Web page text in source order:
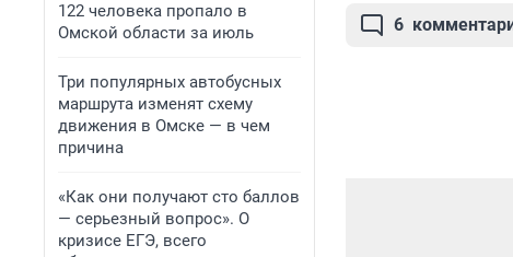
122 человека пропало в
Омской области за июль
Три популярных автобусных
маршрута изменят схему
движения в Омске — в чем
причина
«Как они получают сто баллов
— серьезный вопрос». О
кризисе ЕГЭ, всего
6